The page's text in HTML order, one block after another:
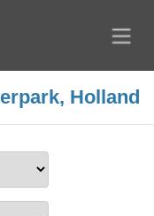
Holland